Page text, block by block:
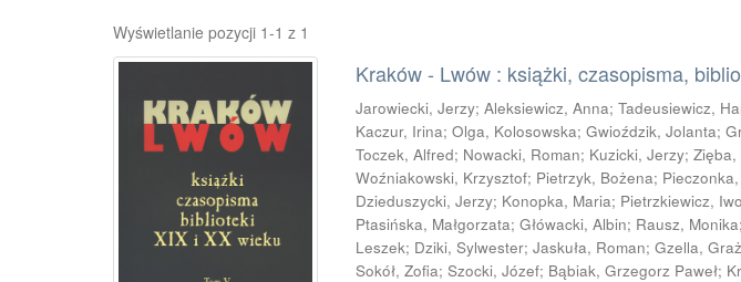
Wyświetlanie pozycji 1-1 z 1
Kraków - Lwów : książki, czasopisma,
Jarowiecki, Jerzy;Aleksiewicz, Anna;Tadeusiewicz,
Kaczur, Irina;Olga, Kolosowska;Gwioździk, Jolanta;
Toczek, Alfred; Nowacki, Roman; Kuzicki, Jerzy;Zięba,
Woźniakowski, Krzysztof; Pietrzyk, Bożena;
Dzieduszycki, Jerzy; Konopka, Maria; Pietrzkiewicz,
Ptasińska, Małgorzata;Główacki, Albin; Rausz, Monika
Leszek; Dziki, Sylwester;Jaskuła, Roman;Gzella,
Sokół, Zofia;Szocki, Józef; Bąbiak, Grzegorz Paweł;